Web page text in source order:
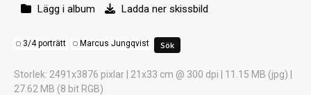
Lägg i album Ladda ner skissbild
3/4 porträtt Marcus Jungqvist
Storlek: 2491x3876 pixlar | 21x33 cm @ 300 dpi | 11.15 MB (jpg) |
27.62 MB (8 bit RGB)